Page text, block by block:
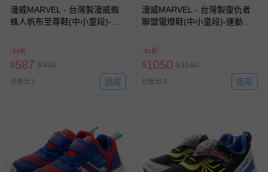
漫威MARVEL - 台灣製漫威蜘
蛛人帆布至尊鞋(中小童段)-運
59折
$587 $990
已售出 1 追蹤
漫威MARVEL - 台灣製復仇者
聯盟電燈鞋(中小童段)-運動鞋-
91折
$1050 $1150
已售出 5 追蹤